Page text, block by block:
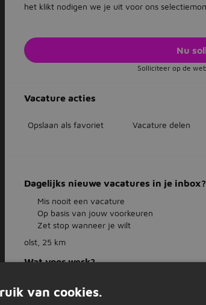
het klikt nodigen we je uit voor ons
Nu
Solliciteer op de
Vacature acties
Opslaan als favoriet Vacature delen
Dagelijks nieuwe vacatures in je inbox?
Mis nooit een vacature
Op basis van jouw voorkeuren
Zet stop wanneer je wilt
olst, 25 km
Wat voor werk?
van cookies.